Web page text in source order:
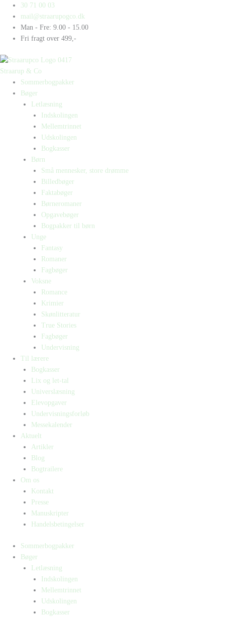
indholdet
30 71 00 03
mail@straarupogco.dk
Man - Fre: 9.00 - 15.00
Fri fragt over 499,-
Straarup & Co
Sommerbogpakker
Bøger
Letlæsning
Indskolingen
Mellemtrinnet
Udskolingen
Bogkasser
Børn
Små mennesker, store drømme
Billedbøger
Faktabøger
Børneromaner
Opgavebøger
Bogpakker til børn
Unge
Fantasy
Romaner
Fagbøger
Voksne
Romance
Krimier
Skønlitteratur
True Stories
Fagbøger
Undervisning
Til lærere
Bogkasser
Lix og let-tal
Universlæsning
Elevopgaver
Undervisningsforløb
Messekalender
Aktuelt
Artikler
Blog
Bogtrailere
Om os
Kontakt
Presse
Manuskripter
Handelsbetingelser
Sommerbogpakker
Bøger
Letlæsning
Indskolingen
Mellemtrinnet
Udskolingen
Bogkasser
Products
search
Products
search
antal